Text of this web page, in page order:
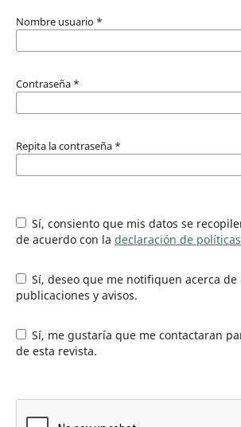
Nombre usuario *
Contraseña *
Repita la contraseña *
Sí, consiento que mis datos se recopilen y se almacenen
de acuerdo con la declaración de políticas
Sí, deseo que me notifiquen acerca de nuevas
publicaciones y avisos.
Sí, me gustaría que me contactaran para revisar artículos
de esta revista.